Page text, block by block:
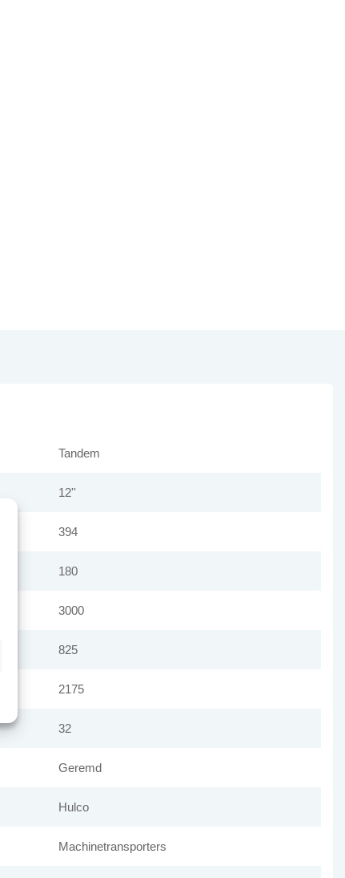
Tandem
12''
394
180
3000
825
2175
32
Geremd
Hulco
Machinetransporters